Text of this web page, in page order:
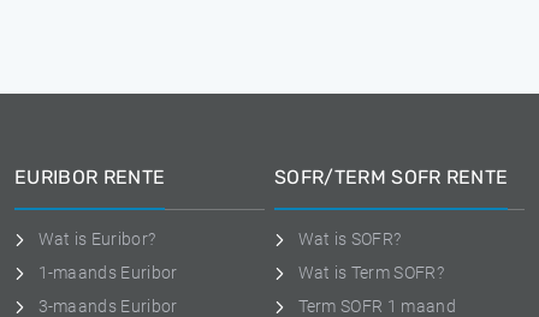
EURIBOR RENTE
Wat is Euribor?
1-maands Euribor
3-maands Euribor
SOFR/TERM SOFR RENTE
Wat is SOFR?
Wat is Term SOFR?
Term SOFR 1 maand